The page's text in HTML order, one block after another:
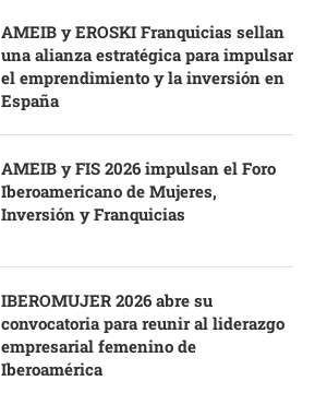
AMEIB y EROSKI Franquicias sellan
una alianza estratégica para impulsar
el emprendimiento y la inversión en
España
AMEIB y FIS 2026 impulsan el Foro
Iberoamericano de Mujeres,
Inversión y Franquicias
IBEROMUJER 2026 abre su
convocatoria para reunir al liderazgo
empresarial femenino de
Iberoamérica